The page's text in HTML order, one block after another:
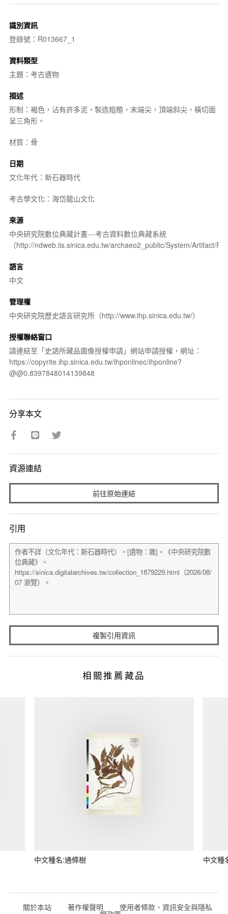
識別資訊
登錄號：R013667_1
資料類型
主題：考古遺物
描述
形制：褐色，沾有許多泥，製造粗糙，末端尖，頂端斜尖，橫切面
呈三角形。
材質：骨
日期
文化年代：新石器時代
考古學文化：海岱龍山文化
來源
中央研究院數位典藏計畫---考古資料數位典藏系統
（http://ndweb.iis.sinica.edu.tw/archaeo2_public/System/Artifact/
語言
中文
管理權
中央研究院歷史語言研究所（http://www.ihp.sinica.edu.tw/）
授權聯絡窗口
請連結至「史語所藏品圖像授權申請」網站申請授權，網址：
https://copyrite.ihp.sinica.edu.tw/ihponlinec/ihponline?
@@0.8397848014139848
分享本文
資源連結
前往原始連結
引用
複製引用資訊
相關推薦藏品
中文種名:通條樹 中文種
關於本站 著作權聲明 使用者條款、資訊安全與隱私